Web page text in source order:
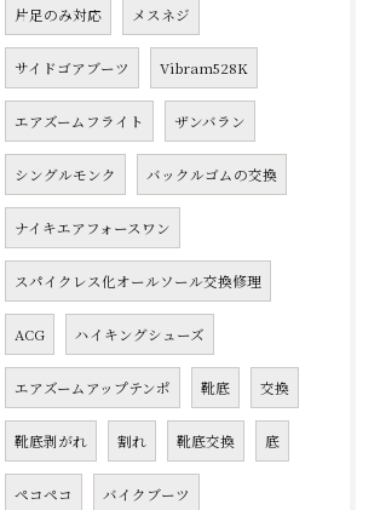
片足のみ対応 メスネジ
サイドゴアブーツ Vibram528K
エアズームフライト ザンバラン
シングルモンク バックルゴムの交換
ナイキエアフォースワン
スパイクレス化オールソール交換修理
ACG ハイキングシューズ
エアズームアップテンポ 靴底 交換
靴底剥がれ 割れ 靴底交換 底
ペコペコ バイクブーツ